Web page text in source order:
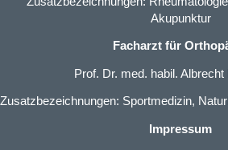
Akupunktur
Facharzt für
Prof. Dr. med. habil.
Zusatzbezeichnungen: Sportmedizin,
Impressum